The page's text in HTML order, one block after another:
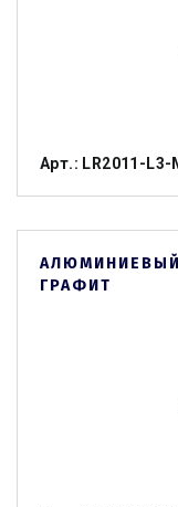
Арт.: LR2011-L3-
ГРАФИТ